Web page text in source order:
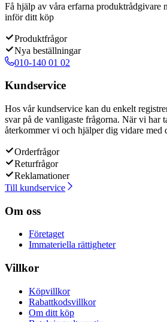
Få hjälp av våra erfarna produktrådgivare
inför ditt köp
Produktfrågor
Nya beställningar
010-140 01 02
Kundservice
Hos vår kundservice kan du enkelt
svar på de vanligaste frågorna. När vi har
återkommer vi och hjälper dig vidare med
Orderfrågor
Returfrågor
Reklamationer
Till kundservice
Om oss
Företaget
Immateriella rättigheter
Villkor
Köpvillkor
Rabattkodsvillkor
Om ditt köp